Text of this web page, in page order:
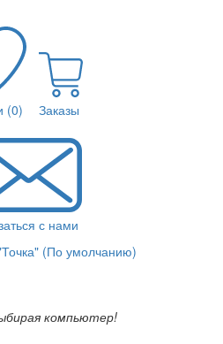
(0) Заказы
с нами
компьютер!